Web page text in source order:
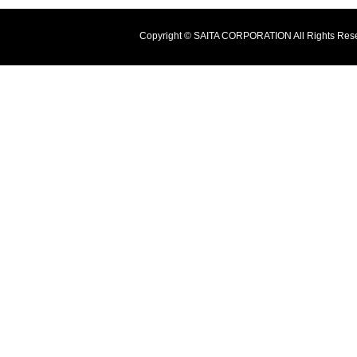
Copyright © SAITA CORPORATION All Rights